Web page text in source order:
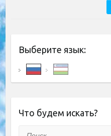
Выберите язык:
Что будем искать?
Поиск